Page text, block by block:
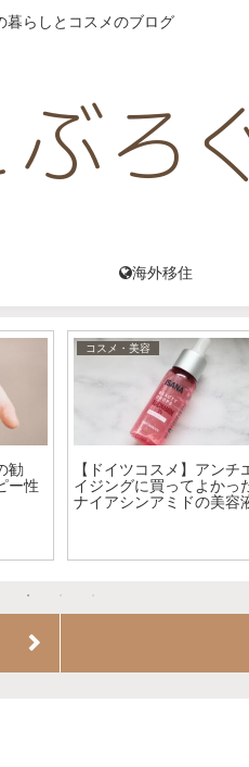
暮らしとコスメのブログ
海外移住
ドイ
を
コスメ・美容
ドイツでセラミドスキン
アならCeraVeの保湿クリ
ムがおすすめ【CeraVe